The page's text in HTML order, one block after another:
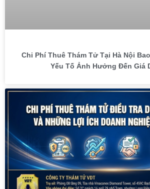
Chi Phí Thuê Thám Tử Tại Hà Nội
Yếu Tố Ảnh Hưởng Đến Giá